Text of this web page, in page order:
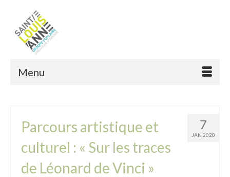
Menu
7
JAN 2020
Parcours artistique et
culturel : « Sur les traces
de Léonard de Vinci »